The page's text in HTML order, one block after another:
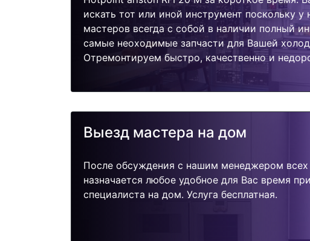
искать тот или иной инструмент поскольку у
мастеров всегда с собой в наличии полный
самые неоходимые запчасти для Вашей
Отремонтируем быстро, качественно и
Выезд мастера на дом
После обсуждения с нашим менеджером всех
назначается любое удобное для Вас время
специалиста на дом. Услуга бесплатная.